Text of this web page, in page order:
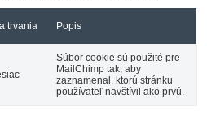
trvania Popis
Súbor cookie sú použité pre
MailChimp tak, aby
zaznamenal, ktorú stránku
používateľ navštívil ako prvú.